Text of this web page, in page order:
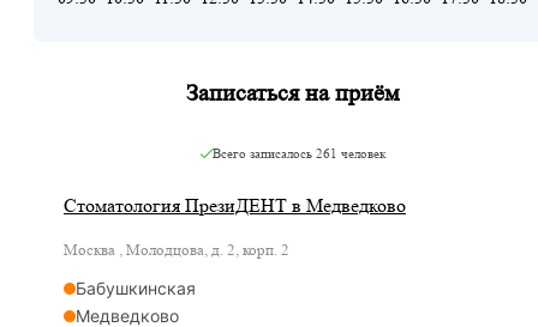
Записаться на приём
Всего записалось 261 человек
Стоматология ПрезиДЕНТ в Медведково
Москва , Молодцова, д. 2, корп. 2
Бабушкинская
Медведково